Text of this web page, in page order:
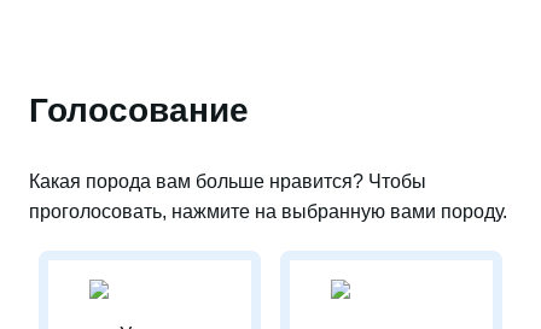
Голосование
Какая порода вам больше нравится? Чтобы
проголосовать, нажмите на выбранную вами породу.